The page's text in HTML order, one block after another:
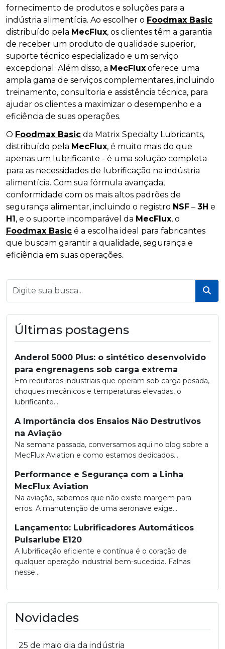
fornecimento de produtos e soluções para a
indústria alimentícia. Ao escolher o Foodmax Basic
distribuído pela MecFlux, os clientes têm a garantia
de receber um produto de qualidade superior,
suporte técnico especializado e um serviço
excepcional. Além disso, a MecFlux oferece uma
ampla gama de serviços complementares, incluindo
treinamento, consultoria e assistência técnica, para
ajudar os clientes a maximizar o desempenho e a
eficiência de suas operações.
O Foodmax Basic da Matrix Specialty Lubricants,
distribuído pela MecFlux, é muito mais do que
apenas um lubrificante - é uma solução completa
para as necessidades de lubrificação na indústria
alimentícia. Com sua fórmula avançada,
conformidade com os mais altos padrões de
segurança alimentar, incluindo o registro NSF – 3H e
H1, e o suporte incomparável da MecFlux, o
Foodmax Basic é a escolha ideal para fabricantes
que buscam garantir a qualidade, segurança e
eficiência em suas operações.
Últimas postagens
Anderol 5000 Plus: o sintético desenvolvido
para engrenagens sob carga extrema
Em redutores industriais que operam sob carga pesada,
choques mecânicos e temperaturas elevadas, o
lubrificante...
A Importância dos Ensaios Não Destrutivos
na Aviação
Na semana passada, conversamos aqui no blog sobre a
MecFlux Aviation e como estamos dedicados...
Performance e Segurança com a Linha
MecFlux Aviation
Na aviação, sabemos que não existe margem para
erros. A manutenção de uma aeronave exige...
Lançamento: Lubrificadores Automáticos
Pulsarlube E120
A lubrificação eficiente e contínua é o coração de
qualquer operação industrial bem-sucedida. Falhas
nesse...
Novidades
25 de maio dia da indústria